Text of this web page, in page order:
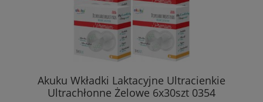
Akuku Wkładki Laktacyjne Ultracienkie
Ultrachłonne Żelowe 6x30szt 0354